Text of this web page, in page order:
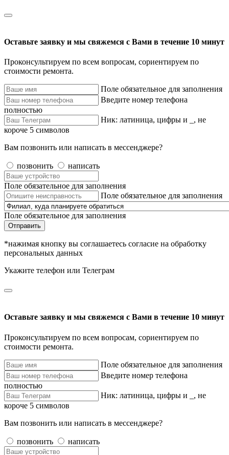
Оставьте заявку и мы свяжемся с Вами в течение 10 минут
Проконсультируем по всем вопросам, сориентируем по
стоимости ремонта.
Поле обязательное для заполнения
Введите номер телефона
полностью
Ник: латиница, цифры и _, не
короче 5 символов
Вам позвонить или написать в мессенджере?
позвонить написать
Поле обязательное для заполнения
Поле обязательное для заполнения
Поле обязательное для заполнения
Отправить
*нажимая кнопку вы соглашаетесь согласие на обработку
персональных данных
Укажите телефон или Телеграм
Оставьте заявку и мы свяжемся с Вами в течение 10 минут
Проконсультируем по всем вопросам, сориентируем по
стоимости ремонта.
Поле обязательное для заполнения
Введите номер телефона
полностью
Ник: латиница, цифры и _, не
короче 5 символов
Вам позвонить или написать в мессенджере?
позвонить написать